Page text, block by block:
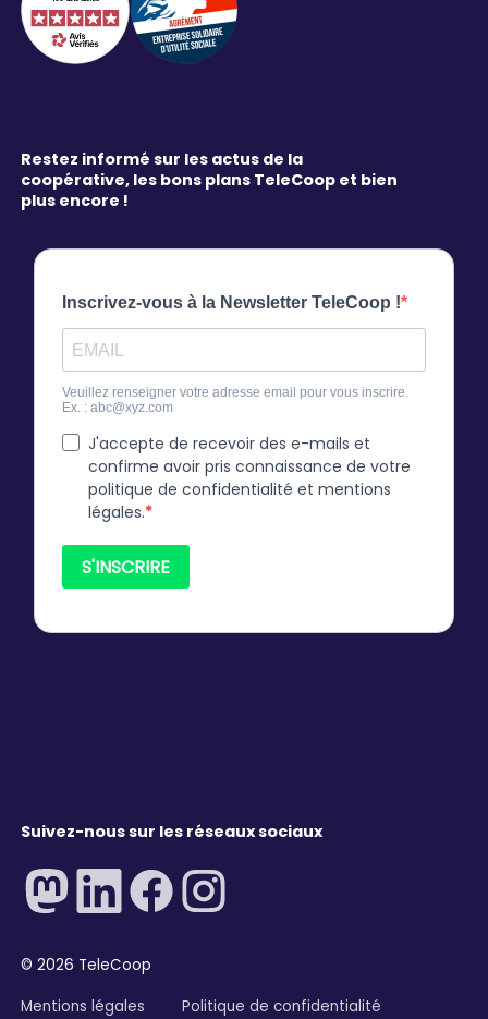
Restez informé sur les actus de la
coopérative, les bons plans TeleCoop et bien
plus encore !
Suivez-nous sur les réseaux sociaux
©2026 TeleCoop
Mentions légales Politique de confidentialité